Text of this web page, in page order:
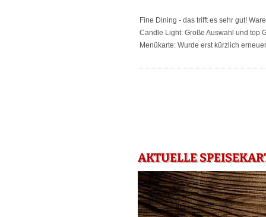
Fine Dining - das trifft es sehr gut!
Candle Light: Große Auswahl und top
Menükarte: Wurde erst kürzlich
AKTUELLE